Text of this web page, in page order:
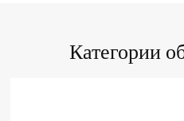
Категории